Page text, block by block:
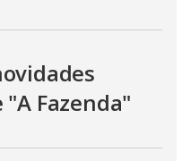
Fazenda"